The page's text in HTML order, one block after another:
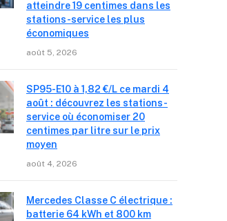
atteindre 19 centimes dans les
stations-service les plus
économiques
août 5, 2026
SP95-E10 à 1,82 €/L ce mardi 4
août : découvrez les stations-
service où économiser 20
centimes par litre sur le prix
moyen
août 4, 2026
Mercedes Classe C électrique :
batterie 64 kWh et 800 km